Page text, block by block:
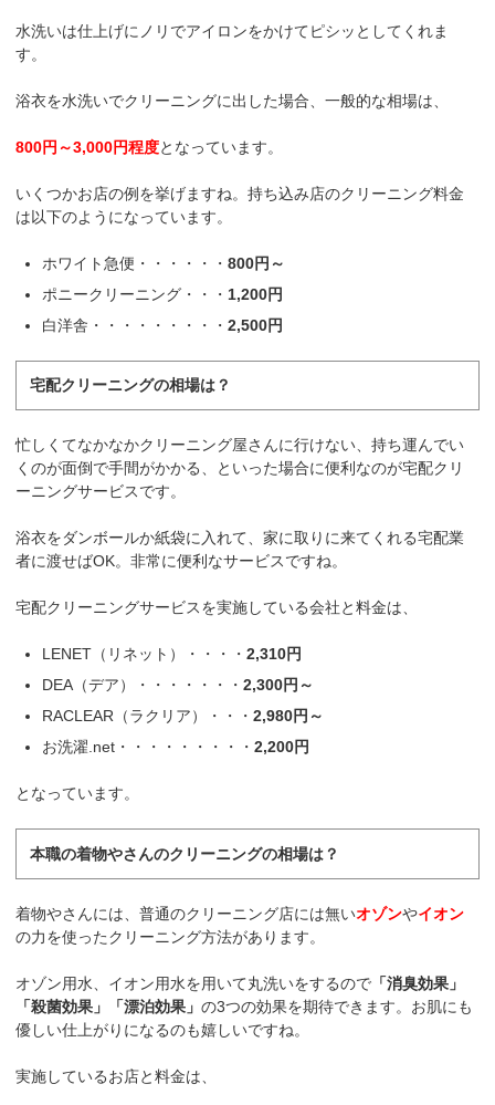
水洗いは仕上げにノリでアイロンをかけてピシッとしてくれま
す。
浴衣を水洗いでクリーニングに出した場合、一般的な相場は、
800円～3,000円程度となっています。
いくつかお店の例を挙げますね。持ち込み店のクリーニング料金
は以下のようになっています。
ホワイト急便・・・・・・800円～
ポニークリーニング・・・ 1,200円
白洋舎・・・・・・・・・2,500円
宅配クリーニングの相場は？
忙しくてなかなかクリーニング屋さんに行けない、持ち運んでい
くのが面倒で手間がかかる、といった場合に便利なのが宅配クリ
ーニングサービスです。
浴衣をダンボールか紙袋に入れて、家に取りに来てくれる宅配業
者に渡せばOK。非常に便利なサービスですね。
宅配クリーニングサービスを実施している会社と料金は、
LENET（リネット）・・・・2,310円
DEA（デア）・・・・・・・2,300円～
RACLEAR（ラクリア）・・・2,980円～
お洗濯.net・・・・・・・・・2,200円
となっています。
本職の着物やさんのクリーニングの相場は？
着物やさんには、普通のクリーニング店には無いオゾンやイオン
の力を使ったクリーニング方法があります。
オゾン用水、イオン用水を用いて丸洗いをするので 「消臭効果」
「殺菌効果」「漂泊効果」の3つの効果を期待できます。お肌にも
優しい仕上がりになるのも嬉しいですね。
実施しているお店と料金は、